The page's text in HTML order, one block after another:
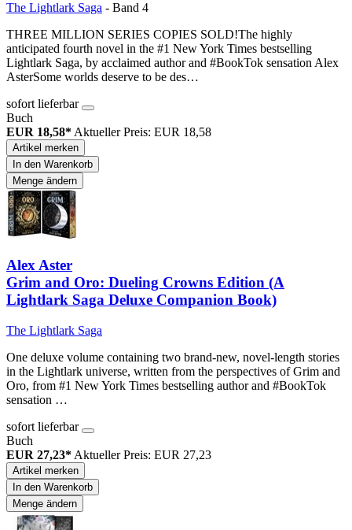
The Lightlark Saga - Band 4
THREE MILLION SERIES COPIES SOLD!The highly
anticipated fourth novel in the #1 New York Times bestselling
Lightlark Saga, by acclaimed author and #BookTok sensation Alex
AsterSome worlds deserve to be des…
sofort lieferbar
Buch
EUR 18,58* Aktueller Preis: EUR 18,58
Artikel merken
In den Warenkorb
Menge ändern
Alex Aster
Grim and Oro: Dueling Crowns Edition (A
Lightlark Saga Deluxe Companion Book)
The Lightlark Saga
One deluxe volume containing two brand-new, novel-length stories
in the Lightlark universe, written from the perspectives of Grim and
Oro, from #1 New York Times bestselling author and #BookTok
sensation …
sofort lieferbar
Buch
EUR 27,23* Aktueller Preis: EUR 27,23
Artikel merken
In den Warenkorb
Menge ändern